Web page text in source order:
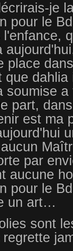
je
pour le
l'enfance,
place
que
soumise
part,
est ma
par
aucune
pour le
un art…
sont
regrette